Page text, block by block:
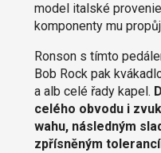
model italské
komponenty mu
Ronson s tímto
Bob Rock pak
a alb celé řady kapel.
celého obvodu i
wahu, následným
zpřísněným